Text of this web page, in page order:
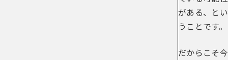
がある、とい
うことです。
だからこそ今